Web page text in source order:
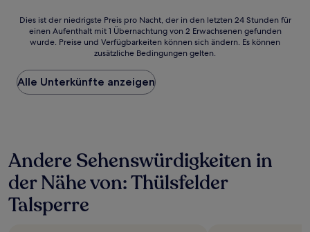
Dies
der
Preis
pro
Nacht,
24 Stunden
für
einen
Aufenthalt
mit
1 Übernachtung
Dies ist der niedrigste Preis pro Nacht, der in den letzten 24 Stunden für
einen Aufenthalt mit 1 Übernachtung von 2 Erwachsenen gefunden
wurde. Preise und Verfügbarkeiten können sich ändern. Es können
zusätzliche Bedingungen gelten.
Alle Unterkünfte anzeigen
Andere Sehenswürdigkeiten in
der Nähe von: Thülsfelder
Talsperre